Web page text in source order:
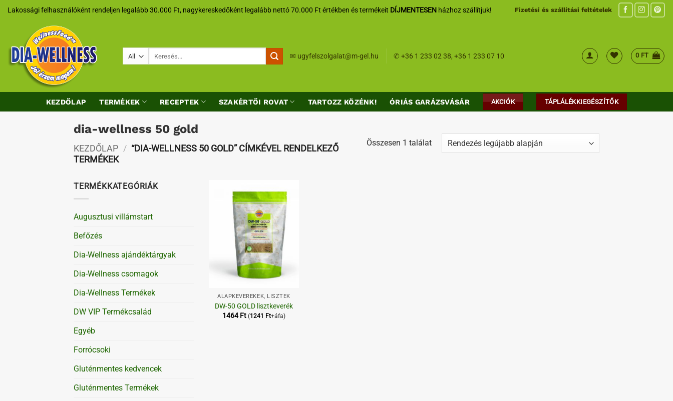
SkipLakossági felhasználóként rendeljen legalább 30.000 Ft, nagykereskedőként legalább nettó 70.000 Ft értékben és termékeit DÍJMENTESEN házhoz szállítjuk! Fizetési és szállítási feltételek
✉ ugyfelszolgalat@m-gel.hu ✆+36 1 233 02 38,+36 1 233 07 10 0 FT
KEZDŐLAP TERMÉKEK RECEPTEK SZAKÉRTŐI ROVAT TARTOZZ KÖZÉNK! ÓRIÁS GARÁZSVÁSÁR AKCIÓK TÁPLÁLÉKKIEGÉSZÍTŐK
dia-wellness 50 gold
KEZDŐLAP / “DIA-WELLNESS 50 GOLD” CÍMKÉVEL RENDELKEZŐ
TERMÉKEK
Összesen 1 találat
TERMÉKKATEGÓRIÁK
Augusztusi villámstart
Befőzés
Dia-Wellness ajándéktárgyak
Dia-Wellness csomagok
Dia-Wellness Termékek
DW VIP Termékcsalád
Egyéb
Forrócsoki
Gluténmentes kedvencek
Gluténmentes Termékek
Kedvenceimhez
ALAPKEVERÉKEK, LISZTEK
DW-50 GOLD lisztkeverék
1464Ft (1241 Ft+áfa)